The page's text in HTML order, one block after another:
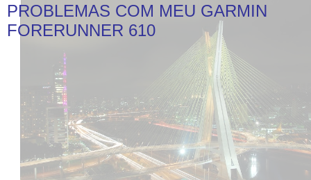
PROBLEMAS COM MEU GARMIN
FORERUNNER 610